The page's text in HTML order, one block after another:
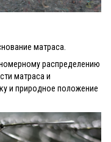
матраса.
распределению
матраса и
и природное положение